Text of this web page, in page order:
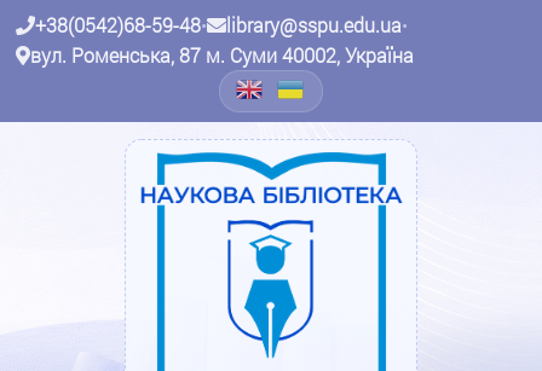
+38(0542)68-59-48• library@sspu.edu.ua•
вул. Роменська, 87 м. Суми 40002, Україна